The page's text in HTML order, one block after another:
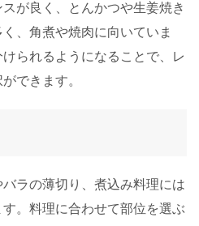
が良く、とんかつや生姜焼き
、角煮や焼肉に向いていま
られるようになることで、レ
できます。
ラの薄切り、煮込み料理には
。料理に合わせて部位を選ぶ